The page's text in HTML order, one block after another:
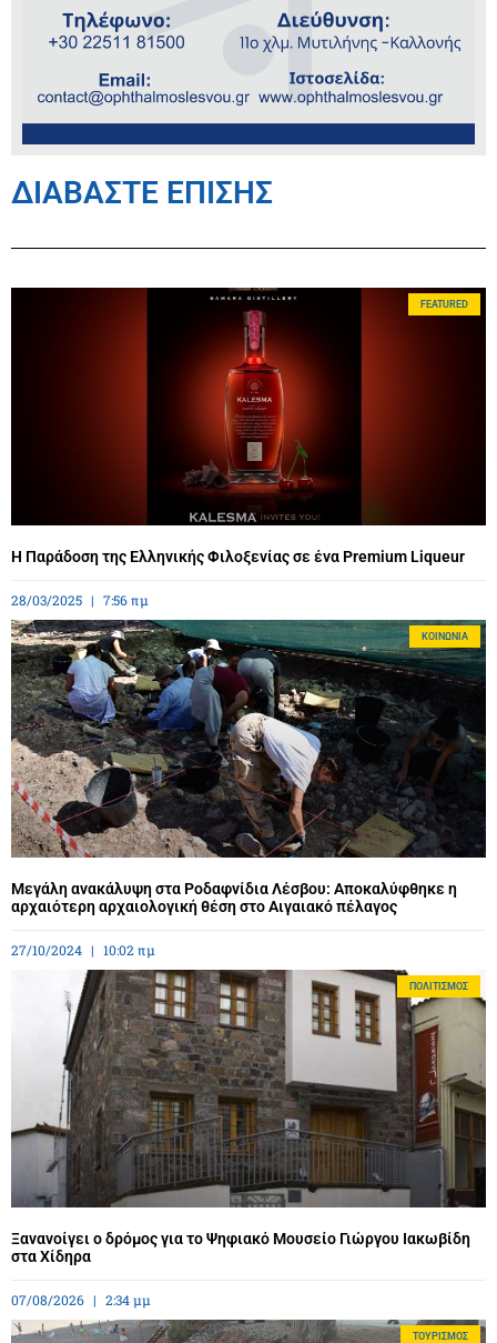
ΔΙΑΒΑΣΤΕ ΕΠΙΣΗΣ
FEATURED
Η Παράδοση της Ελληνικής Φιλοξενίας σε ένα Premium Liqueur
28/03/2025 7:56 πμ
ΚΟΙΝΩΝΊΑ
Μεγάλη ανακάλυψη στα Ροδαφνίδια Λέσβου: Αποκαλύφθηκε η
αρχαιότερη αρχαιολογική θέση στο Αιγαιακό πέλαγος
27/10/2024 10:02 πμ
ΠΟΛΙΤΙΣΜΌΣ
Ξανανοίγει ο δρόμος για το Ψηφιακό Μουσείο Γιώργου Ιακωβίδη
στα Χίδηρα
07/08/2026 2:34 μμ
ΤΟΥΡΙΣΜΌΣ